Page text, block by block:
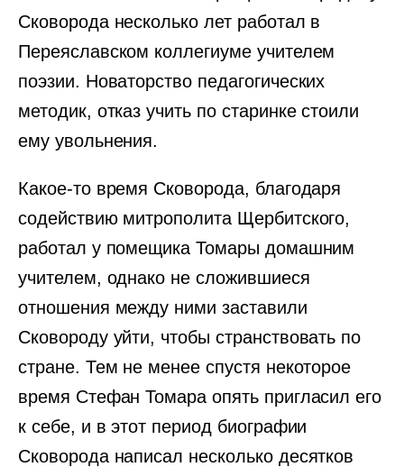
Сковорода несколько лет работал в
Переяславском коллегиуме учителем
поэзии. Новаторство педагогических
методик, отказ учить по старинке стоили
ему увольнения.
Какое-то время Сковорода, благодаря
содействию митрополита Щербитского,
работал у помещика Томары домашним
учителем, однако не сложившиеся
отношения между ними заставили
Сковороду уйти, чтобы странствовать по
стране. Тем не менее спустя некоторое
время Стефан Томара опять пригласил его
к себе, и в этот период биографии
Сковорода написал несколько десятков